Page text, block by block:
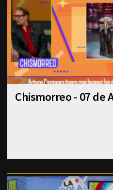
Chismorreo - 07 de